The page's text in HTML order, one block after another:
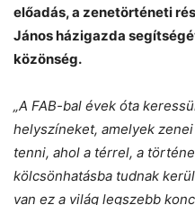
előadás, a zenetörténeti
János házigazda
közönség.
„A FAB-bal évek óta
helyszíneket, amelyek
tenni, ahol a térrel, a
kölcsönhatásba tudnak
van ez a világ legszebb